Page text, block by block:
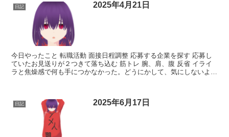
日記 2025年4月21日
今日やったこと 転職活動 面接日程調整 応募する企業を探す 応募し
ていたお見送りが２つきて落ち込む 筋トレ 腕、肩、腹 反省 イライ
ラと焦燥感で何も手につかなかった。どうにかして、気にしないよう
日記 2025年6月17日